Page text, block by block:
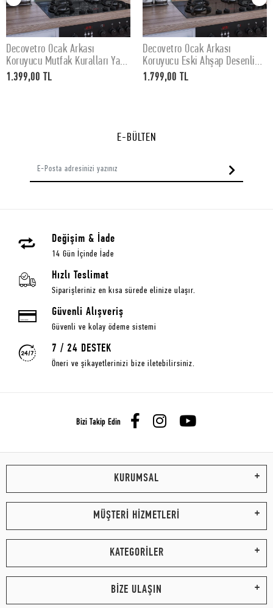
SEPETE EKLE
Decovetro Ocak Arkası
Koruyucu Mutfak Kuralları Yazı
Desenli 60x52Cm
1.399,00 TL
SEPETE EKLE
Decovetro Ocak Arkası
Koruyucu Eski Ahşap Desenli
76x50cm
1.799,00 TL
E-BÜLTEN
Değişim & İade
14 Gün İçinde İade
Hızlı Teslimat
Siparişleriniz en kısa sürede elinize ulaşır.
Güvenli Alışveriş
Güvenli ve kolay ödeme sistemi
7 / 24 DESTEK
Öneri ve şikayetlerinizi bize iletebilirsiniz.
Bizi Takip Edin
KURUMSAL
MÜŞTERİ HİZMETLERİ
KATEGORİLER
BİZE ULAŞIN